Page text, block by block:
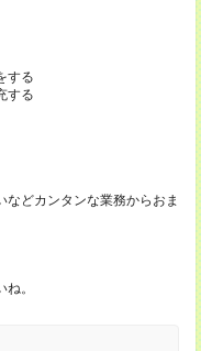
する
する
などカンタンな業務からおま
。